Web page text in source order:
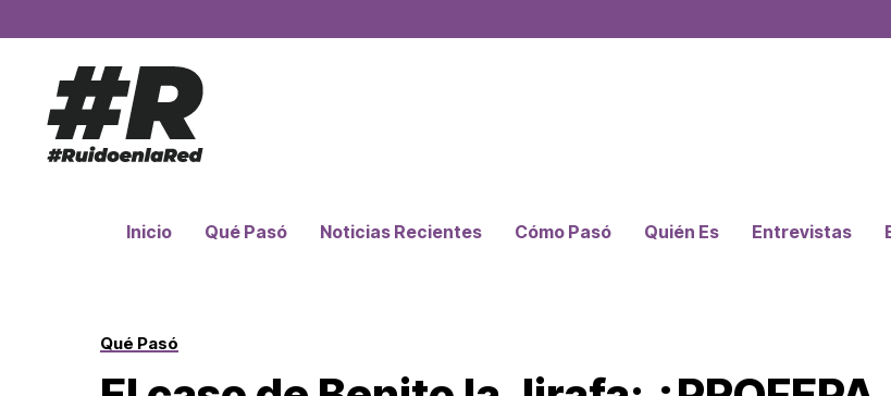
Inicio Qué Pasó Noticias Recientes Cómo Pasó Quién Es Entrevistas
Qué Pasó